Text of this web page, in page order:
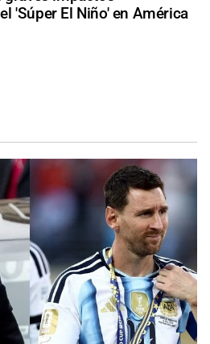
'Súper El Niño' en América